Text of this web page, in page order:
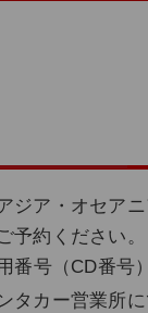
ジア・オセア
予約ください。
番号（CD番号
タカー営業所